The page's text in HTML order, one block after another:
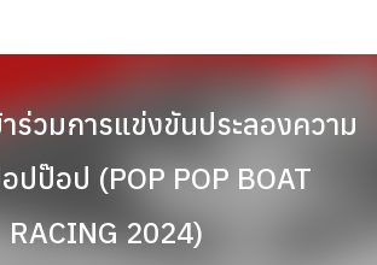
ร่วมการแข่งขันประลองความ
อปป๊อป (POP POP BOAT
RACING 2024)